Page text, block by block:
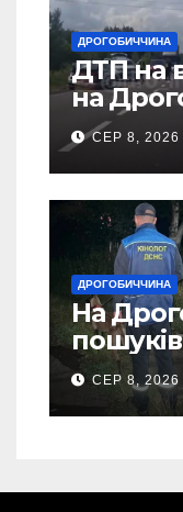
ДРОГОБИЧЧИНА
ДТП на
на
СЕР 8, 2026
ДРОГОБИЧЧИНА
На
СЕР 8, 2026